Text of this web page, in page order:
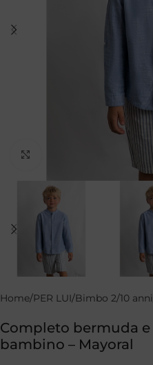
Clicca per ingrandire
Home PER LUI Bimbo 2/10 anni
Completo bermuda
bambino – Mayoral